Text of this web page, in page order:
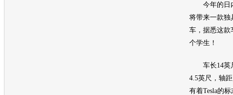
今年的 日
将带来一款独
车 ，据悉这
个学生！
车长14英
4.5英尺，轴
有着Tesla的